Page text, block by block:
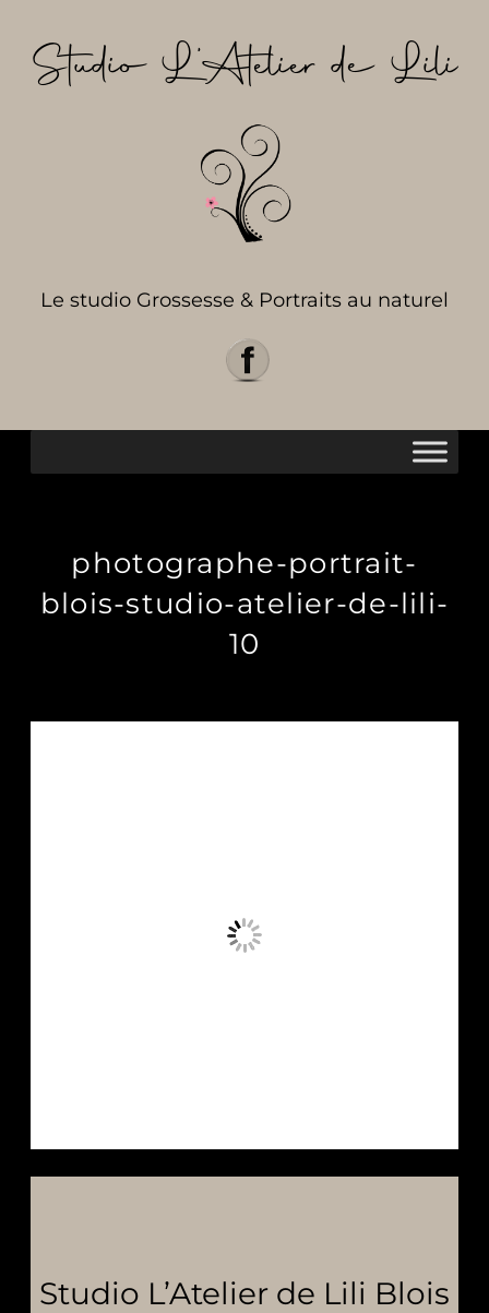
contenu
Studio L’Atelier de Lili
Le studio Grossesse & Portraits au naturel
photographe-portrait-
blois-studio-atelier-de-lili-
10
Studio L’Atelier de Lili Blois